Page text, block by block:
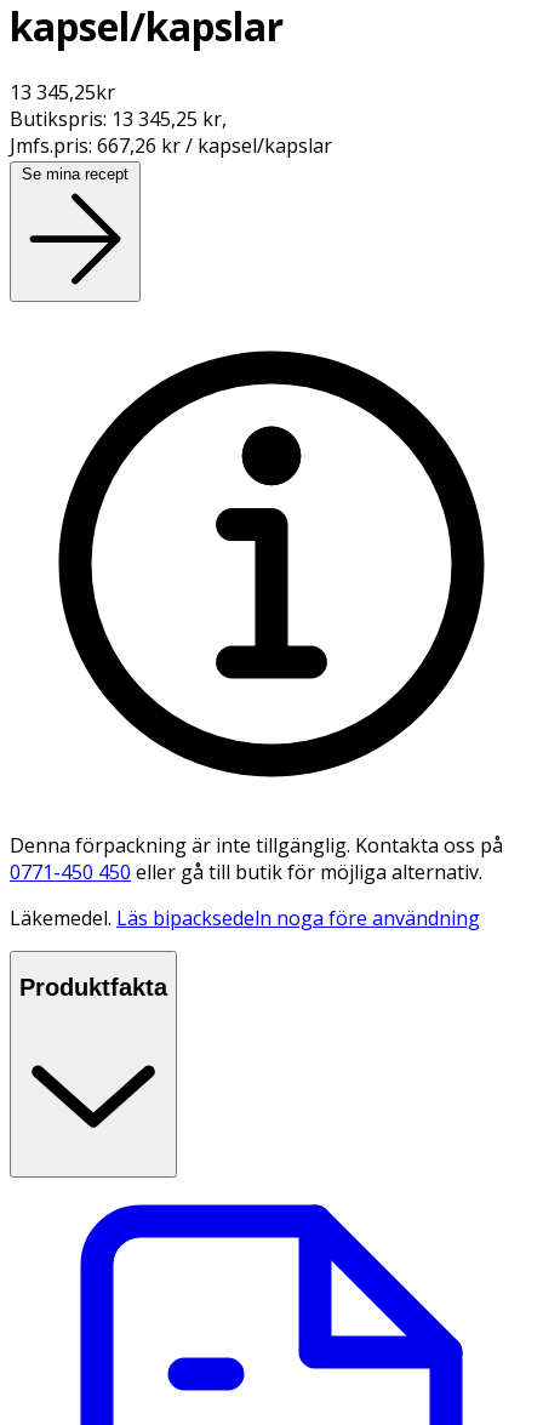
kapsel/kapslar
13 345,25kr
Butikspris: 13 345,25 kr,
Jmfs.pris: 667,26 kr / kapsel/kapslar
Se mina recept
Denna förpackning är inte tillgänglig. Kontakta oss på
0771-450 450 eller gå till butik för möjliga alternativ.
Läkemedel. Läs bipacksedeln noga före användning
Produktfakta